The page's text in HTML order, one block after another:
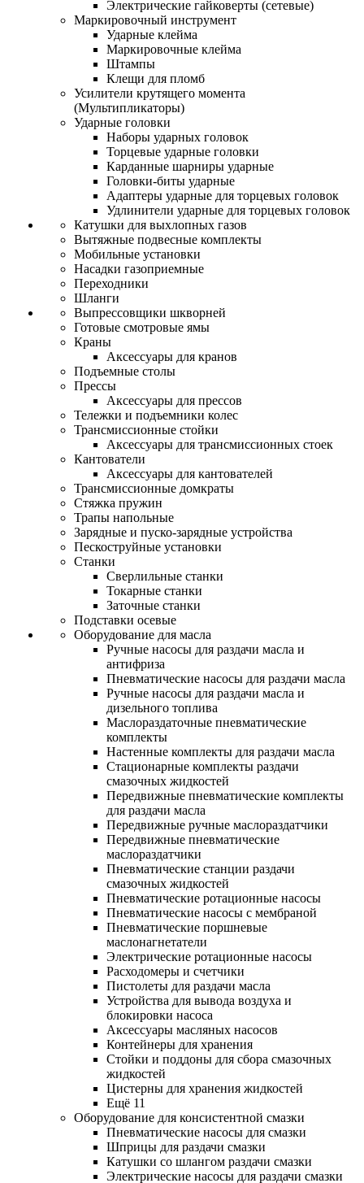
Электрические гайковерты (сетевые)
Маркировочный инструмент
Ударные клейма
Маркировочные клейма
Штампы
Клещи для пломб
Усилители крутящего момента
(Мультипликаторы)
Ударные головки
Наборы ударных головок
Торцевые ударные головки
Карданные шарниры ударные
Головки-биты ударные
Адаптеры ударные для торцевых головок
Удлинители ударные для торцевых головок
Катушки для выхлопных газов
Вытяжные подвесные комплекты
Мобильные установки
Насадки газоприемные
Переходники
Шланги
Выпрессовщики шкворней
Готовые смотровые ямы
Краны
Аксессуары для кранов
Подъемные столы
Прессы
Аксессуары для прессов
Тележки и подъемники колес
Трансмиссионные стойки
Аксессуары для трансмиссионных стоек
Кантователи
Аксессуары для кантователей
Трансмиссионные домкраты
Стяжка пружин
Трапы напольные
Зарядные и пуско-зарядные устройства
Пескоструйные установки
Станки
Сверлильные станки
Токарные станки
Заточные станки
Подставки осевые
Оборудование для масла
Ручные насосы для раздачи масла и
антифриза
Пневматические насосы для раздачи масла
Ручные насосы для раздачи масла и
дизельного топлива
Маслораздаточные пневматические
комплекты
Настенные комплекты для раздачи масла
Стационарные комплекты раздачи
смазочных жидкостей
Передвижные пневматические комплекты
для раздачи масла
Передвижные ручные маслораздатчики
Передвижные пневматические
маслораздатчики
Пневматические станции раздачи
смазочных жидкостей
Пневматические ротационные насосы
Пневматические насосы с мембраной
Пневматические поршневые
маслонагнетатели
Электрические ротационные насосы
Расходомеры и счетчики
Пистолеты для раздачи масла
Устройства для вывода воздуха и
блокировки насоса
Аксессуары масляных насосов
Контейнеры для хранения
Стойки и поддоны для сбора смазочных
жидкостей
Цистерны для хранения жидкостей
Ещё 11
Оборудование для консистентной смазки
Пневматические насосы для смазки
Шприцы для раздачи смазки
Катушки со шлангом раздачи смазки
Электрические насосы для раздачи смазки